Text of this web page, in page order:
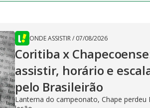
ONDE ASSISTIR/ 07/08/2026
Coritiba x
assistir, horário e
pelo Brasileirão
Lanterna do campeonato, Chape perdeu